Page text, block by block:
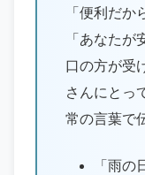
「便利だか
「あなたが
口の方が受
さんにとっ
常の言葉で
「雨の